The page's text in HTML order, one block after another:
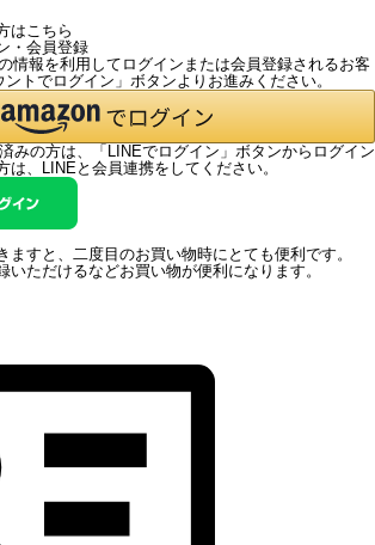
はこちら
・会員登録
情報を利用してログインまたは会員登録されるお客
トでログイン」ボタンよりお進みください。
みの方は、「LINEでログイン」ボタンからログイン
は、
LINEと会員連携をしてください。
ますと、二度目のお買い物時にとても便利です。
いただけるなどお買い物が便利になります。